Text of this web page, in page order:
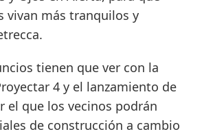
vivan más tranquilos y
tienen que ver con la
4 y el lanzamiento de
el que los vecinos podrán
de construcción a cambio